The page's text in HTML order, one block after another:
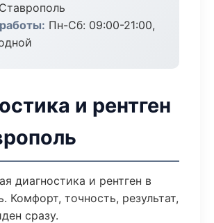
Ставрополь
Пн-Сб: 09:00-21:00,
и рентген
диагностика и рентген в
Комфорт, точность, результат,
сразу.